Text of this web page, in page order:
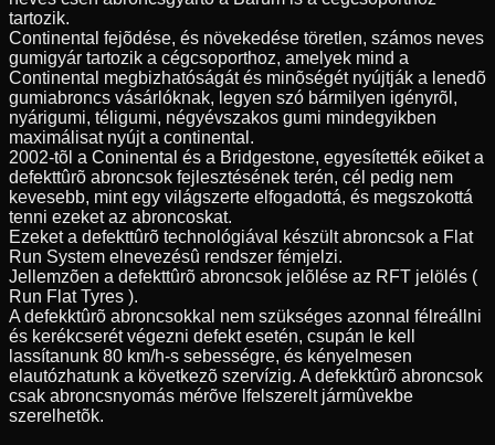
tartozik.
Continental fejõdése, és növekedése töretlen, számos neves
gumigyár tartozik a cégcsoporthoz, amelyek mind a
Continental megbizhatóságát és minõségét nyújtják a lenedõ
gumiabroncs vásárlóknak, legyen szó bármilyen igényrõl,
nyárigumi, téligumi, négyévszakos gumi mindegyikben
maximálisat nyújt a continental.
2002-tõl a Coninental és a Bridgestone, egyesítették eõiket a
defekttûrõ abroncsok fejlesztésének terén, cél pedig nem
kevesebb, mint egy világszerte elfogadottá, és megszokottá
tenni ezeket az abroncoskat.
Ezeket a defekttûrõ technológiával készült abroncsok a Flat
Run System elnevezésû rendszer fémjelzi.
Jellemzõen a defekttûrõ abroncsok jelõlése az RFT jelölés (
Run Flat Tyres ).
A defekktûrõ abroncsokkal nem szükséges azonnal félreállni
és kerékcserét végezni defekt esetén, csupán le kell
lassítanunk 80 km/h-s sebességre, és kényelmesen
elautózhatunk a következõ szervízig. A defekktûrõ abroncsok
csak abroncsnyomás mérõve lfelszerelt jármûvekbe
szerelhetõk.